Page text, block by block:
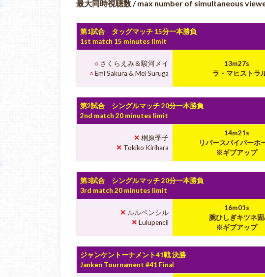
最大同時視聴数 / max number of simultaneous
第1試合 タッグマッチ 15分一本勝負
1st match 15 minutes limit
○ さくらえみ＆駿河メイ
○Emi Sakura & Mei Suruga
13m27s
ラ・マヒストラ
第2試合 シングルマッチ 20分一本勝負
2nd match 20 minutes limit
✕ 桐原季子
✕ Tokiko Kirihara
14m21s
リバースバイパーホ
※ギブアップ
第3試合 シングルマッチ 20分一本勝負
3rd match 20 minutes limit
✕ ルルペンシル
✕ Lulupencil
16m01s
腕ひしぎキツネ固
※ギブアップ
ジャンケントーナメント41戦 決勝
Janken Tournament #41 Final